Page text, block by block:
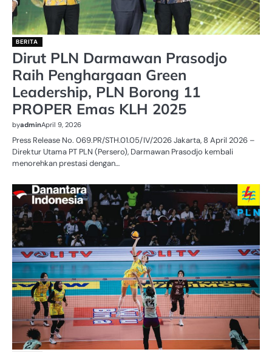
BERITA
Dirut PLN Darmawan Prasodjo
Raih Penghargaan Green
Leadership, PLN Borong 11
PROPER Emas KLH 2025
byadminApril 9, 2026
Press Release No. 069.PR/STH.01.05/IV/2026 Jakarta, 8 April 2026 –
Direktur Utama PT PLN (Persero), Darmawan Prasodjo kembali
menorehkan prestasi dengan…